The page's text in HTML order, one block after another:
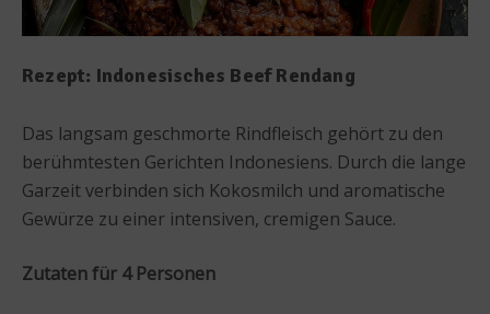
Rezept: Indonesisches Beef Rendang
Das langsam geschmorte Rindfleisch gehört zu den
berühmtesten Gerichten Indonesiens. Durch die lange
Garzeit verbinden sich Kokosmilch und aromatische
Gewürze zu einer intensiven, cremigen Sauce.
Zutaten für 4 Personen